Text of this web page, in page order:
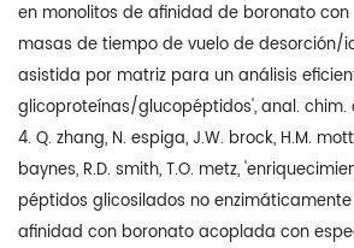
en monolitos de afinidad de boronato
masas de tiempo de vuelo de desorción/
asistida por matriz para un análisis
glicoproteínas/glucopéptidos', anal. chim.
4. Q. zhang, N. espiga, J.W. brock, H.M.
baynes, R.D. smith, T.O. metz,
péptidos glicosilados no
afinidad con boronato acoplada con